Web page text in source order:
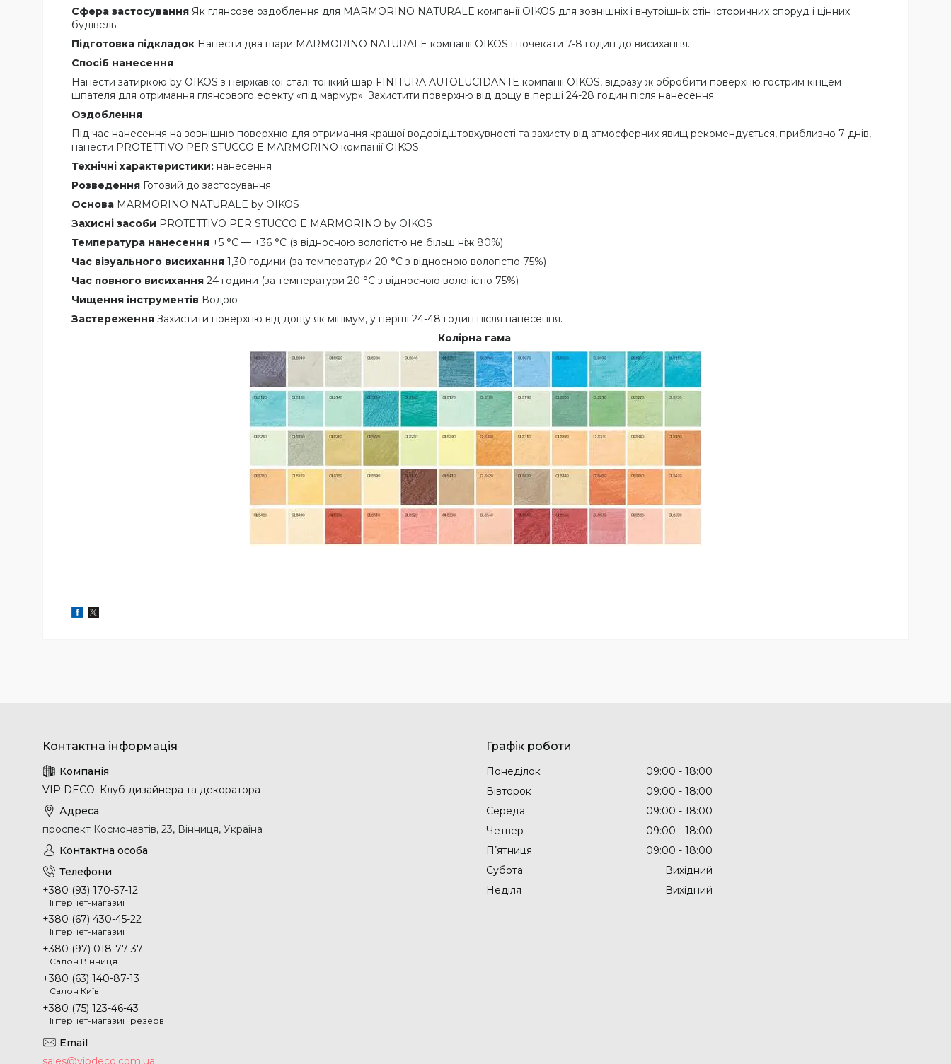
Сфера застосування Як глянсове оздоблення для MARMORINO NATURALE компанії OIKOS для зовнішніх і внутрішніх стін історичних споруд і цінних
будівель.
Підготовка підкладок Нанести два шари MARMORINO NATURALE компанії OIKOS і почекати 7-8 годин до висихання.
Спосіб нанесення
Нанести затиркою by OIKOS з неіржавкої сталі тонкий шар FINITURA AUTOLUCIDANTE компанії OIKOS, відразу ж обробити поверхню гострим кінцем
шпателя для отримання глянсового ефекту «під мармур». Захистити поверхню від дощу в перші 24-28 годин після нанесення.
Оздоблення
Під час нанесення на зовнішню поверхню для отримання кращої водовідштовхувності та захисту від атмосферних явищ рекомендується, приблизно 7 днів,
нанести PROTETTIVO PER STUCCO E MARMORINO компанії OIKOS.
Технічні характеристики: нанесення
Розведення Готовий до застосування.
Основа MARMORINO NATURALE by OIKOS
Захисні засоби PROTETTIVO PER STUCCO E MARMORINO by OIKOS
Температура нанесення +5 °C — +36 °C (з відносною вологістю не більш ніж 80%)
Час візуального висихання 1,30 години (за температури 20 °C з відносною вологістю 75%)
Час повного висихання 24 години (за температури 20 °C з відносною вологістю 75%)
Чищення інструментів Водою
Застереження Захистити поверхню від дощу як мінімум, у перші 24-48 годин після нанесення.
Колірна гама
VIP DECO. Клуб дизайнера та декоратора
проспект Космонавтів, 23, Вінниця, Україна
+380 (93) 170-57-12
Інтернет-магазин
+380 (67) 430-45-22
Інтернет-магазин
+380 (97) 018-77-37
Салон Вінниця
+380 (63) 140-87-13
Салон Київ
+380 (75) 123-46-43
Інтернет-магазин резерв
sales@vipdeco.com.ua
Графік роботи
Понеділок 09:00
18:00
Вівторок
09:00
18:00
Середа
09:00
18:00
Четвер
09:00
18:00
Пʼятниця
09:00
18:00
Субота
Вихідний
Неділя
Вихідний